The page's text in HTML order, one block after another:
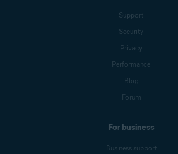
Support
Security
Privacy
Performance
Blog
Forum
For business
Business support